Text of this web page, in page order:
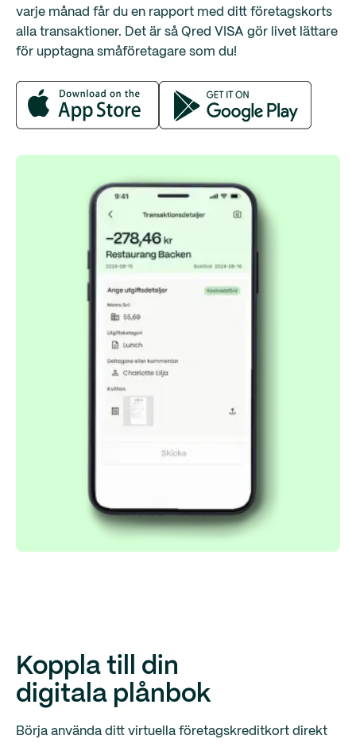
varje månad får du en rapport med ditt företagskorts
alla transaktioner. Det är så Qred VISA gör livet lättare
för upptagna småföretagare som du!
Koppla till din
digitala plånbok
Börja använda ditt virtuella företagskreditkort direkt